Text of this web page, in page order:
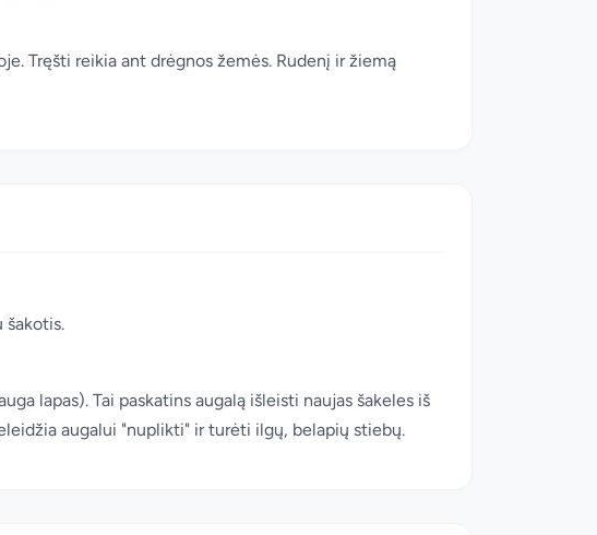
Tręšti reikia ant drėgnos žemės. Rudenį ir žiemą
šakotis.
lapas). Tai paskatins augalą išleisti naujas šakeles iš
augalui "nuplikti" ir turėti ilgų, belapių stiebų.